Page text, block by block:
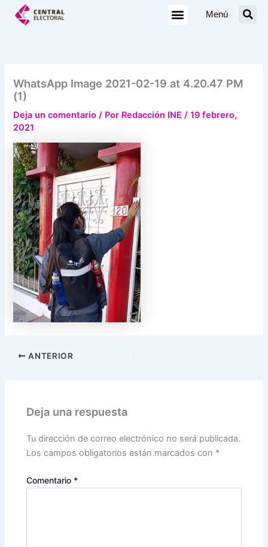
Menú
WhatsApp Image 2021-02-19 at 4.20.47 PM
(1)
Deja un comentario / Por Redacción INE/19 febrero,
2021
ANTERIOR
Deja una respuesta
Tu dirección de correo electrónico no será publicada.
Los campos obligatorios están marcados con *
Comentario *